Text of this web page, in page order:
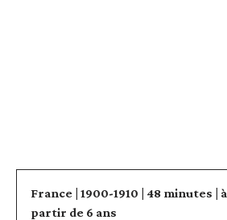
France | 1900-1910 | 48 minutes | à
partir de 6 ans